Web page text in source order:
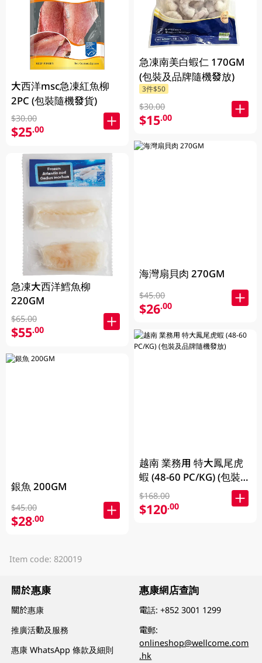
大西洋msc急凍紅魚柳
2PC (包裝隨機發貨)
$30.00
$25.00
急凍大西洋鱈魚柳
220GM
$65.00
$55.00
銀魚 200GM
$45.00
$28.00
急凍南美白蝦仁 170GM
(包裝及品牌隨機發放)
3件$50
$30.00
$15.00
海灣扇貝肉 270GM
$45.00
$26.00
越南 業務用 特大鳳尾虎
蝦 (48-60 PC/KG) (包裝及
品牌隨機發放)
$168.00
$120.00
Item code: 820019
關於惠康
關於惠康
推廣活動及服務
惠康 WhatsApp 條款及細則
惠康網店查詢
電話:+852 3001 1299
電郵:
onlineshop@wellcome.com
.hk